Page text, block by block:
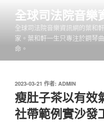
全球司法院音樂
全球司法院音樂資訊網的葉和
家。葉和軒一生只專注於鋼琴
命。
發
佈
於
2023-03-21 作者: ADMIN
瘦肚子茶以有效
社帶範例實沙發